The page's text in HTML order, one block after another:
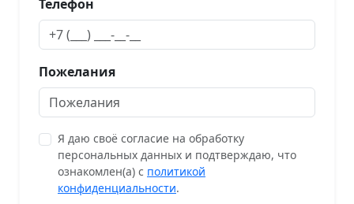
Телефон
Пожелания
Я даю своё согласие на обработку
персональных данных и подтверждаю, что
ознакомлен(а) с политикой
конфиденциальности.